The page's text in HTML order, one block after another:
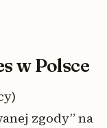
w Polsce
zgody” na